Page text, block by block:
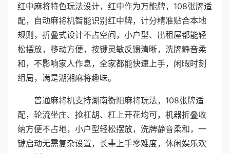
红中麻将特色玩法设计，红中作为万能牌，108张牌适
配，自动麻将机智能识别红中牌，计分精准贴合本地
规则，折叠式设计不占空间，小户型、出租屋都能轻
松摆放，移动方便，按键灵敏反馈清晰，洗牌静音柔
和，不影响家人作息，全家都能快速上手，闲暇时刻
组局，满是湖湘麻将趣味。
普通麻将机支持湖南衡阳麻将玩法，108张牌适
配，轮流坐庄、抢杠胡、杠上开花均可，机器折叠收
纳方便不占地，小户型轻松摆放，洗牌静音柔和，一
键启动无需复杂设置，长辈上手零难度，休闲娱乐欢